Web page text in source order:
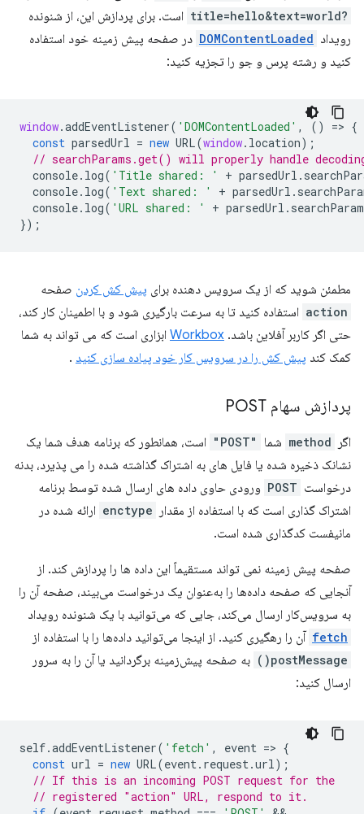
?title=hello&text=world
است. برای پردازش این، از شنونده
رویداد DOMContentLoaded در صفحه پیش زمینه خود استفاده
کنید و رشته پرس و جو را تجزیه کنید:
window.addEventListener( 'DOMContentLoaded' , () => {
const parsedUrl = new URL(window. location);
// searchParams.get() will properly handle
console. log( 'Title shared: ' + parsedUrl .
console. log( 'Text shared: ' + parsedUrl .
console. log( 'URL shared: ' + parsedUrl .
});
مطمئن شوید که از یک سرویس دهنده برای پیش کش کردن صفحه
action استفاده کنید تا به سرعت بارگیری شود و با اطمینان کار کند،
حتی اگر کاربر آفلاین باشد. Workbox ابزاری است که می تواند به شما
کمک کند پیش کش را در سرویس کار خود پیاده سازی کنید .
پردازش سهام POST
اگر method شما "POST"
است، همانطور که برنامه هدف شما یک
نشانک ذخیره شده یا فایل های به اشتراک گذاشته شده را می پذیرد، بدنه
درخواست POST ورودی حاوی داده های ارسال شده توسط برنامه
اشتراک گذاری است که با استفاده از مقدار
enctype ارائه شده در
مانیفست کدگذاری شده است.
صفحه پیش زمینه نمی تواند مستقیماً این داده ها را پردازش کند. از
آنجایی که صفحه داده‌ها را به‌عنوان یک درخواست می‌بیند، صفحه آن را
به سرویس‌کار ارسال می‌کند، جایی که می‌توانید با یک شنونده رویداد
fetch آن را رهگیری کنید. از اینجا می‌توانید داده‌ها را با استفاده از
postMessage()
به صفحه پیش‌زمینه برگردانید یا آن را به سرور
ارسال کنید:
self.addEventListener( 'fetch' , event => {
const url = new URL(event. request.url);
// If this is an incoming POST request for the
// registered "action" URL, respond to it.